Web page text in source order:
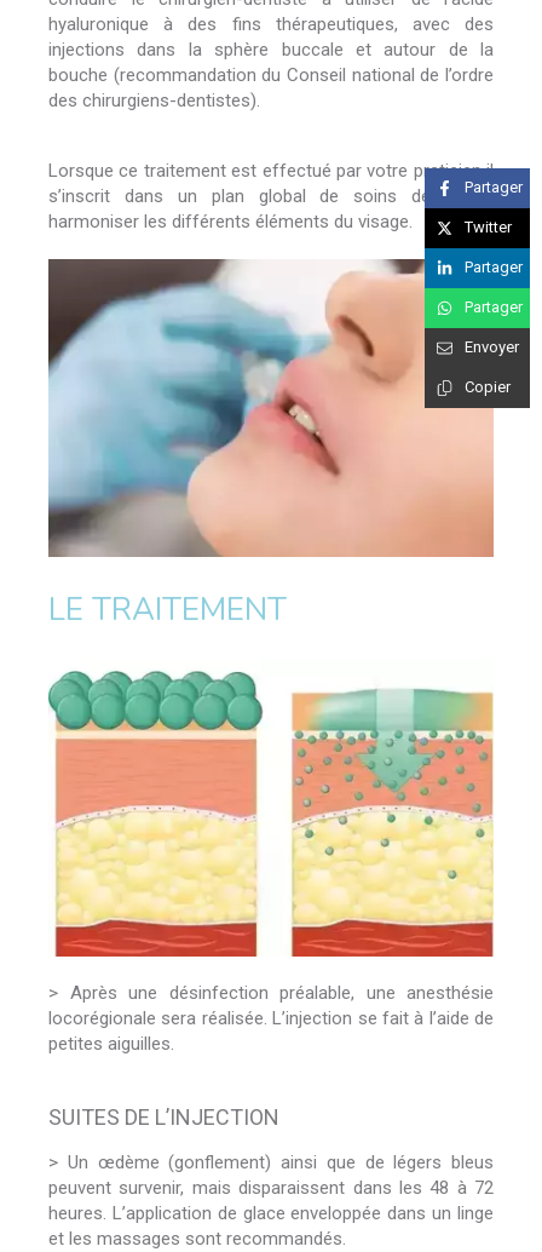
hyaluronique à des fins thérapeutiques, avec des
injections dans la sphère buccale et autour de la
bouche (recommandation du Conseil national de l’ordre
des chirurgiens-dentistes).
Lorsque ce traitement est effectué par votre praticien il
s’inscrit dans un plan global de soins destiné à
harmoniser les différents éléments du visage.
LE TRAITEMENT
> Après une désinfection préalable, une anesthésie
locorégionale sera réalisée. L’injection se fait à l’aide de
petites aiguilles.
SUITES DE L’INJECTION
> Un œdème (gonflement) ainsi que de légers bleus
peuvent survenir, mais disparaissent dans les 48 à 72
heures. L’application de glace enveloppée dans un linge
et les massages sont recommandés.
Partager
Twitter
Partager
Partager
Envoyer
Copier